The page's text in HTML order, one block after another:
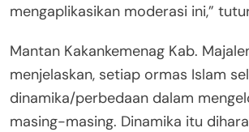
mengaplikasikan moderasi ini,”
Mantan Kakankemenag Kab.
menjelaskan, setiap ormas Islam
dinamika/perbedaan dalam
masing-masing. Dinamika itu